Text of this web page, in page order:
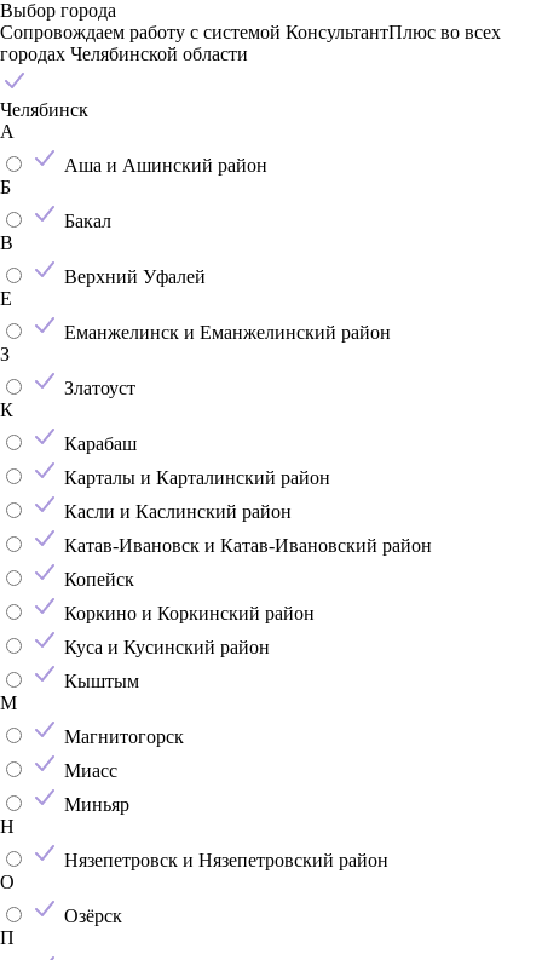
Выбор города
Сопровождаем работу с системой КонсультантПлюс во всех
городах Челябинской области
Челябинск
А
Аша и Ашинский район
Б
Бакал
В
Верхний Уфалей
Е
Еманжелинск и Еманжелинский район
З
Златоуст
К
Карабаш
Карталы и Карталинский район
Касли и Каслинский район
Катав-Ивановск и Катав-Ивановский район
Копейск
Коркино и Коркинский район
Куса и Кусинский район
Кыштым
М
Магнитогорск
Миасс
Миньяр
Н
Нязепетровск и Нязепетровский район
О
Озёрск
П